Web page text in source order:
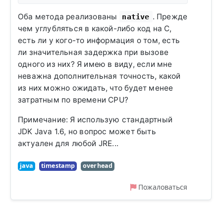
Оба метода реализованы native . Прежде
чем углубляться в какой-либо код на C,
есть ли у кого-то информация о том, есть
ли значительная задержка при вызове
одного из них? Я имею в виду, если мне
неважна дополнительная точность, какой
из них можно ожидать, что будет менее
затратным по времени CPU?
Примечание: Я использую стандартный
JDK Java 1.6, но вопрос может быть
актуален для любой JRE...
java timestamp overhead
Пожаловаться